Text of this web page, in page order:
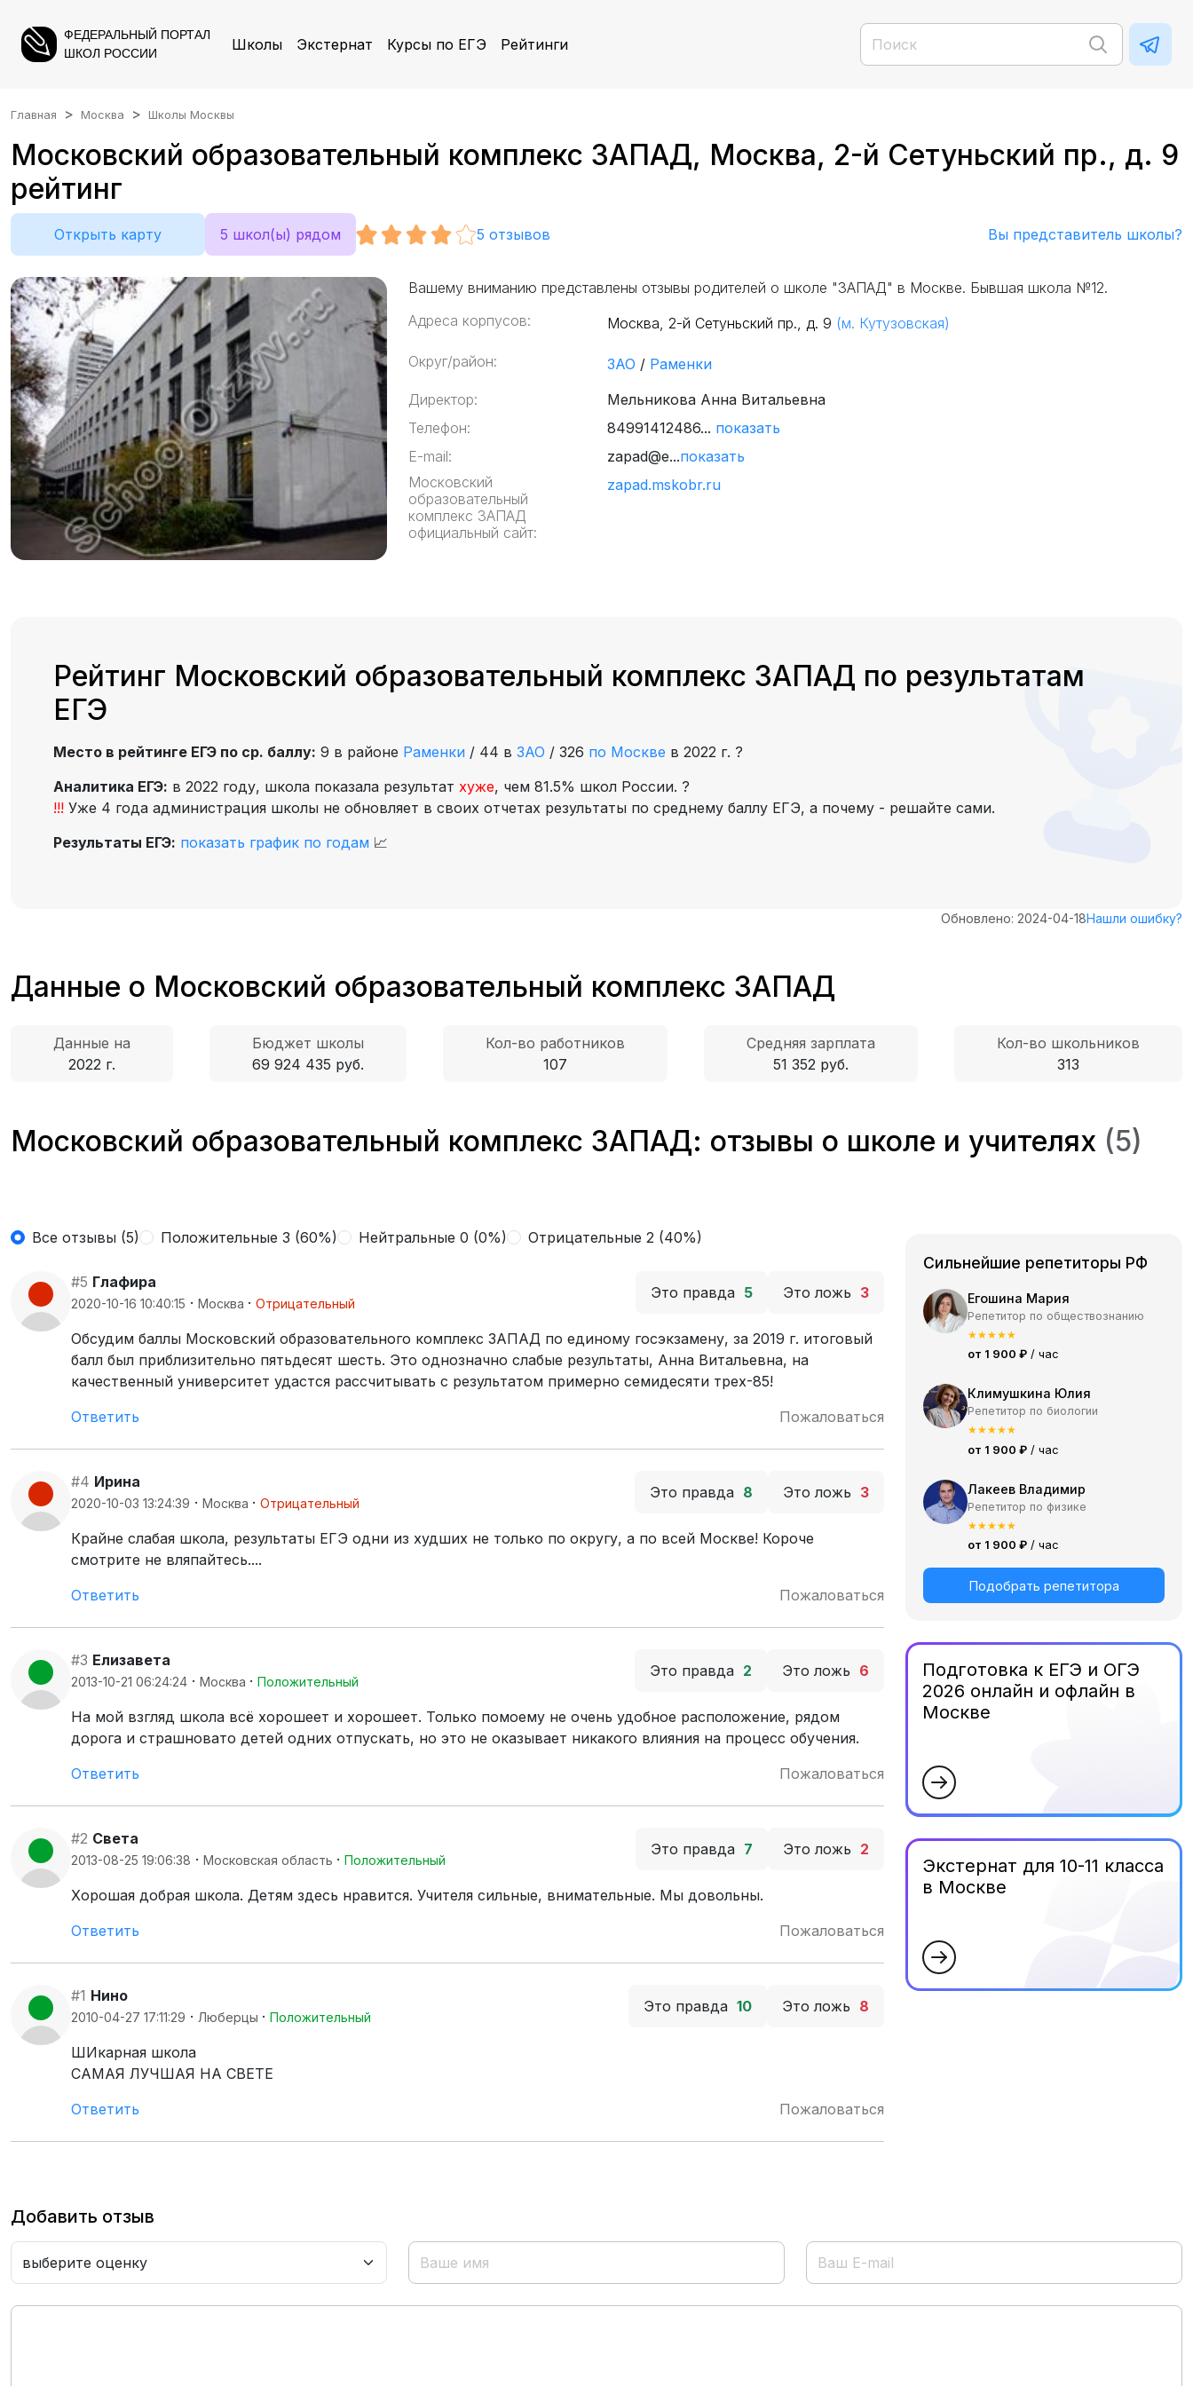
ФЕДЕРАЛЬНЫЙ ПОРТАЛ
ШКОЛ РОССИИ
Школы Экстернат Курсы по ЕГЭ Рейтинги
Главная Москва Школы Москвы
Московский образовательный комплекс ЗАПАД, Москва, 2-й Сетуньский пр., д. 9
рейтинг
Открыть карту 5 школ(ы) рядом 5 отзывов Вы представитель школы?
Вашему вниманию представлены отзывы родителей о школе "ЗАПАД" в Москве. Бывшая школа №12.
Адреса корпусов:
Москва, 2-й Сетуньский пр., д. 9 (м. Кутузовская)
Округ/район: ЗАО / Раменки
Директор:
Мельникова Анна Витальевна
Телефон:
84991412486... показать
E-mail:
zapad@e...показать
Московский
образовательный
комплекс ЗАПАД
официальный сайт:
zapad.mskobr.ru
Рейтинг Московский образовательный комплекс ЗАПАД по результатам
ЕГЭ
Место в рейтинге ЕГЭ по ср. баллу: 9 в районе Раменки / 44 в ЗАО / 326 по Москве в 2022 г. ?
Аналитика ЕГЭ: в 2022 году, школа показала результат хуже, чем 81.5% школ России. ?
!!! Уже 4 года администрация школы не обновляет в своих отчетах результаты по среднему баллу ЕГЭ, а почему - решайте сами.
Результаты ЕГЭ: показать график по годам 📈
Обновлено: 2024-04-18Нашли ошибку?
Данные о Московский образовательный комплекс ЗАПАД
Данные на
2022 г.
Бюджет школы
69 924 435 руб.
Кол-во работников
107
Средняя зарплата
51 352 руб.
Кол-во школьников
313
Московский образовательный комплекс ЗАПАД: отзывы о школе и учителях (5)
Все отзывы (5) Положительные 3 (60%) Нейтральные 0 (0%) Отрицательные 2 (40%)
#5 Глафира
2020-10-16 10:40:15 · Москва · Отрицательный
Это правда 5 Это ложь 3
Обсудим баллы Московский образовательного комплекс ЗАПАД по единому госэкзамену, за 2019 г. итоговый
балл был приблизительно пятьдесят шесть. Это однозначно слабые результаты, Анна Витальевна, на
качественный университет удастся рассчитывать с результатом примерно семидесяти трех-85!
Ответить
Пожаловаться
#4 Ирина
2020-10-03 13:24:39 · Москва · Отрицательный
Это правда 8 Это ложь 3
Крайне слабая школа, результаты ЕГЭ одни из худших не только по округу, а по всей Москве! Короче
смотрите не вляпайтесь....
Ответить
Пожаловаться
#3 Елизавета
2013-10-21 06:24:24 · Москва · Положительный
Это правда 2 Это ложь 6
На мой взгляд школа всё хорошеет и хорошеет. Только помоему не очень удобное расположение, рядом
дорога и страшновато детей одних отпускать, но это не оказывает никакого влияния на процесс обучения.
Ответить
Пожаловаться
#2 Света
2013-08-25 19:06:38 · Московская область · Положительный
Это правда 7 Это ложь 2
Хорошая добрая школа. Детям здесь нравится. Учителя сильные, внимательные. Мы довольны.
Ответить
Пожаловаться
#1 Нино
2010-04-27 17:11:29 · Люберцы · Положительный
Это правда 10 Это ложь 8
ШИкарная школа
САМАЯ ЛУЧШАЯ НА СВЕТЕ
Ответить
Пожаловаться
Сильнейшие репетиторы РФ
Егошина Мария
Репетитор по обществознанию
★★★★★
от 1 900 ₽ / час
Климушкина Юлия
Репетитор по биологии
★★★★★
от 1 900 ₽ / час
Лакеев Владимир
Репетитор по физике
★★★★★
от 1 900 ₽ / час
Подобрать репетитора
Подготовка к ЕГЭ и ОГЭ
2026 онлайн и офлайн в
Москве
Экстернат для 10-11 класса
в Москве
Добавить отзыв